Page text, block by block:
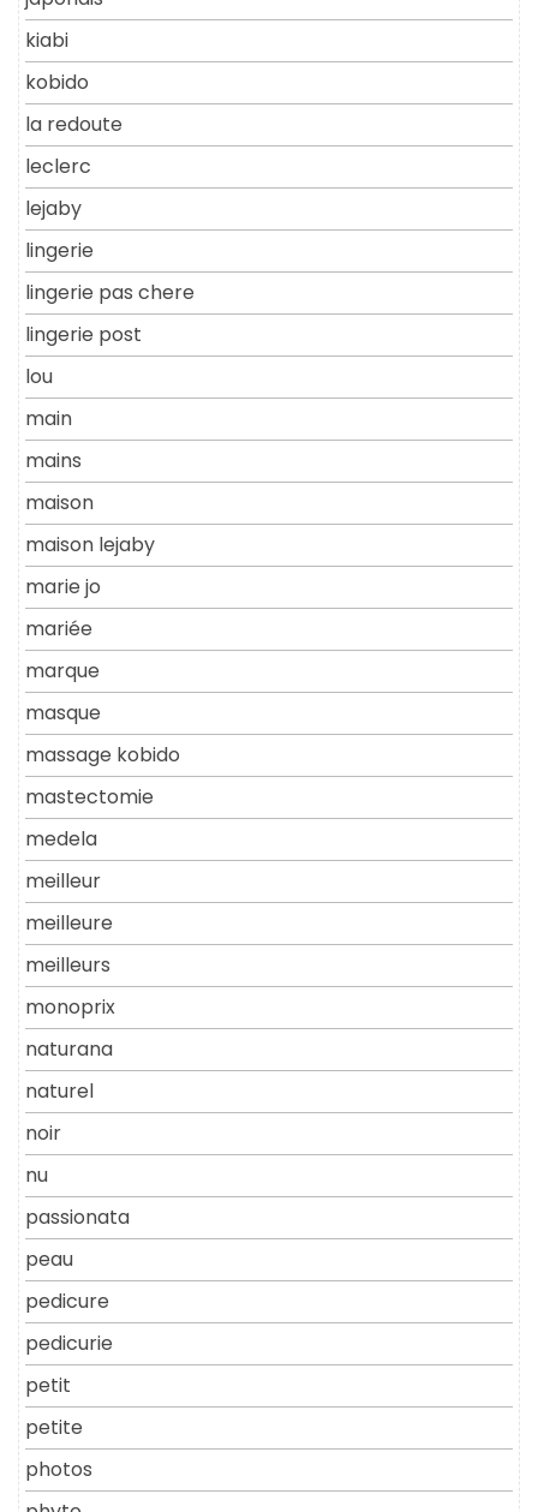
kiabi
kobido
la redoute
leclerc
lejaby
lingerie
lingerie pas chere
lingerie post
lou
main
mains
maison
maison lejaby
marie jo
mariée
marque
masque
massage kobido
mastectomie
medela
meilleur
meilleure
meilleurs
monoprix
naturana
naturel
noir
nu
passionata
peau
pedicure
pedicurie
petit
petite
photos